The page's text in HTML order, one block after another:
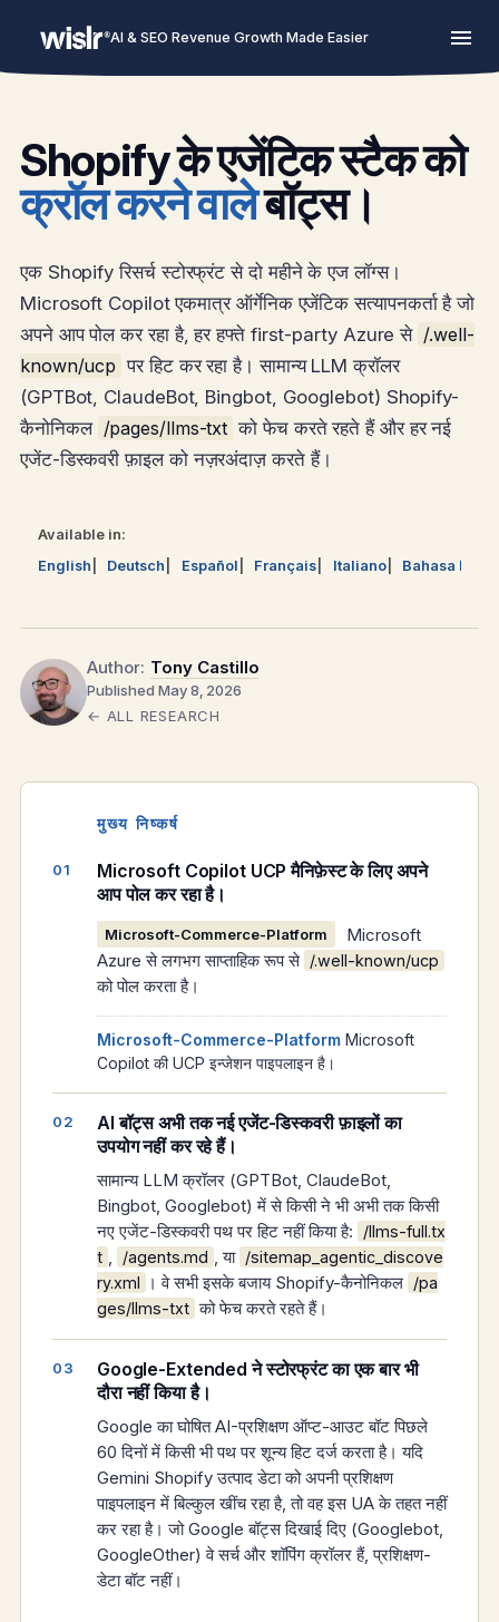
AI & SEO Revenue Growth Made Easier
Shopify के एजेंटिक स्टैक को
क्रॉल करने वालेबॉट्स।
एक Shopify रिसर्च स्टोरफ्रंट से दो महीने के एज लॉग्स।
Microsoft Copilot एकमात्र ऑर्गेनिक एजेंटिक सत्यापनकर्ता है जो
अपने आप पोल कर रहा है, हर हफ्ते first-party Azure से /.well-
known/ucp पर हिट कर रहा है। सामान्य LLM क्रॉलर
(GPTBot, ClaudeBot, Bingbot, Googlebot) Shopify-
कैनोनिकल /pages/llms-txt को फेच करते रहते हैं और हर नई
एजेंट-डिस्कवरी फ़ाइल को नज़रअंदाज़ करते हैं।
Available in:
English
Deutsch Español Français Italiano Bahasa
Author: Tony Castillo
Published May 8, 2026
← ALL RESEARCH
मुख्य निष्कर्ष
Microsoft Copilot UCP मैनिफ़ेस्ट के लिए अपने
आप पोल कर रहा है।
Microsoft-Commerce-Platform
Microsoft
Azure से लगभग साप्ताहिक रूप से /.well-known/ucp
को पोल करता है।
Microsoft-Commerce-Platform Microsoft
Copilot की UCP इन्जेशन पाइपलाइन है।
AI बॉट्स अभी तक नई एजेंट-डिस्कवरी फ़ाइलों का
उपयोग नहीं कर रहे हैं।
सामान्य LLM क्रॉलर (GPTBot, ClaudeBot,
Bingbot, Googlebot) में से किसी ने भी अभी तक किसी
नए एजेंट-डिस्कवरी पथ पर हिट नहीं किया है:
/llms-full.tx
t , /agents.md , या /sitemap_agentic_discove
ry.xml
। वे सभी इसके बजाय Shopify-कैनोनिकल /pa
ges/llms-txt को फेच करते रहते हैं।
Google-Extended ने स्टोरफ्रंट का एक बार भी
दौरा नहीं किया है।
Google का घोषित AI-प्रशिक्षण ऑप्ट-आउट बॉट पिछले
60 दिनों में किसी भी पथ पर शून्य हिट दर्ज करता है। यदि
Gemini Shopify उत्पाद डेटा को अपनी प्रशिक्षण
पाइपलाइन में बिल्कुल खींच रहा है, तो वह इस UA के तहत नहीं
कर रहा है। जो Google बॉट्स दिखाई दिए (Googlebot,
GoogleOther) वे सर्च और शॉपिंग क्रॉलर हैं, प्रशिक्षण-
डेटा बॉट नहीं।